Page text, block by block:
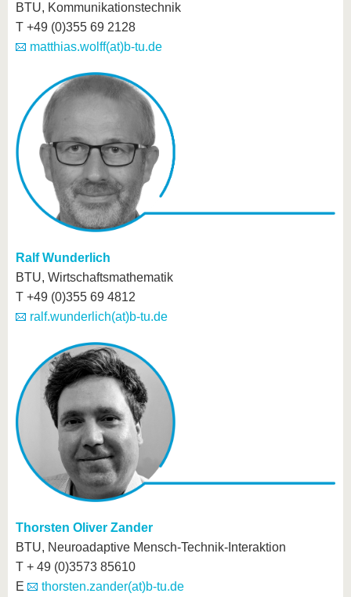
BTU, Kommunikationstechnik
T +49 (0)355 69 2128
matthias.wolff(at)b-tu.de
Ralf Wunderlich
BTU, Wirtschaftsmathematik
T +49 (0)355 69 4812
ralf.wunderlich(at)b-tu.de
Thorsten Oliver Zander
BTU, Neuroadaptive Mensch-Technik-Interaktion
T + 49 (0)3573 85610
E
thorsten.zander(at)b-tu.de